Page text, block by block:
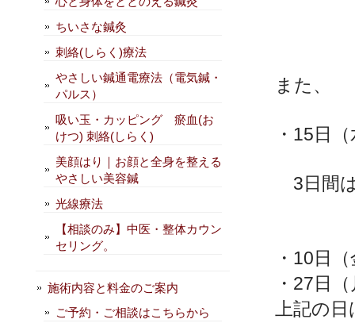
また、
・15日
3日間
・10日
・27日
上記の
ちいさな鍼灸
刺絡(しらく)療法
やさしい鍼通電療法（電気鍼・
パルス）
吸い玉・カッピング 瘀血(お
けつ) 刺絡(しらく)
美顔はり｜お顔と全身を整える
やさしい美容鍼
光線療法
【相談のみ】中医・整体カウン
セリング。
施術内容と料金のご案内
ご予約・ご相談はこちらから